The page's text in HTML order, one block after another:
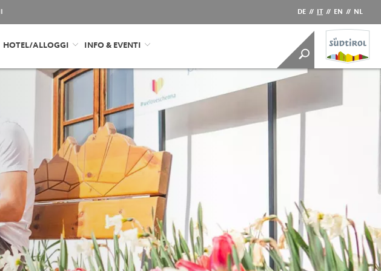
DE // IT // EN // NL
HOTEL/ALLOGGI INFO & EVENTI